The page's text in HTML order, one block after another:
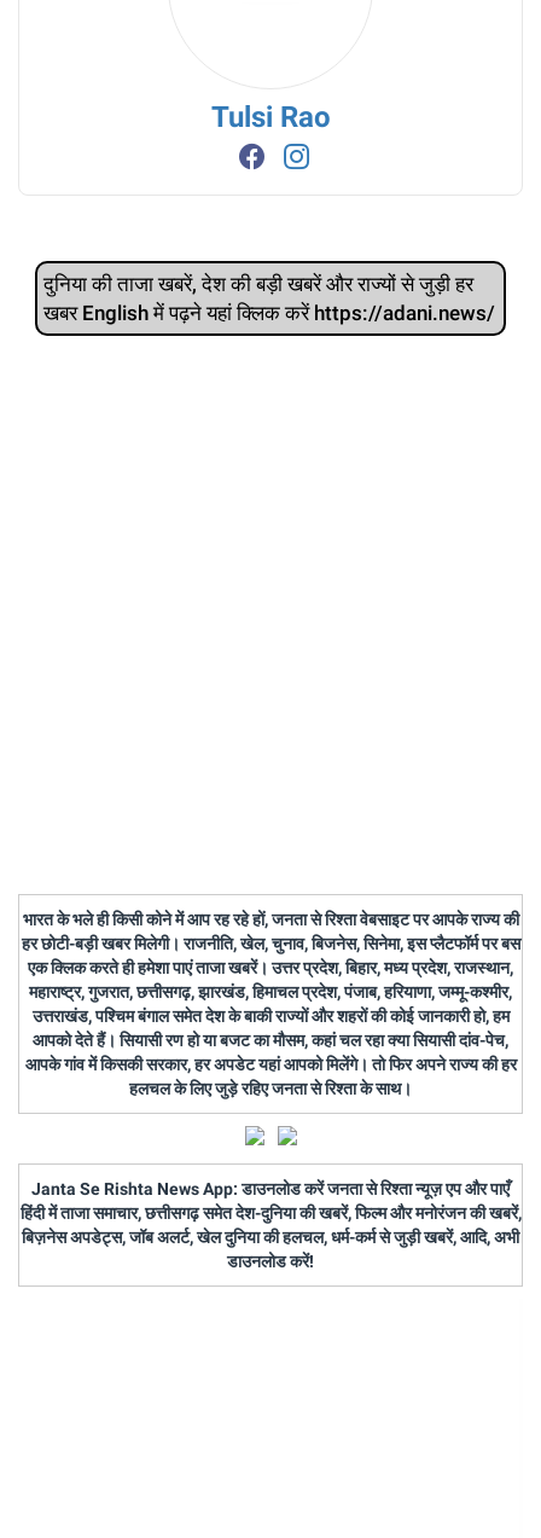
Tulsi Rao
दुनिया की ताजा खबरें, देश की बड़ी खबरें और राज्‍यों से जुड़ी हर
खबर English में पढ़ने यहां क्लिक करें https://adani.news/
भारत के भले ही किसी कोने में आप रह रहे हों, जनता से रिश्ता वेबसाइट पर आपके राज्य की
हर छोटी-बड़ी खबर मिलेगी। राजनीति, खेल, चुनाव, बिजनेस, सिनेमा, इस प्लैटफॉर्म पर बस
एक क्लिक करते ही हमेशा पाएं ताजा खबरें। उत्तर प्रदेश, बिहार, मध्य प्रदेश, राजस्थान,
महाराष्ट्र, गुजरात, छत्तीसगढ़, झारखंड, हिमाचल प्रदेश, पंजाब, हरियाणा, जम्मू-कश्मीर,
उत्तराखंड, पश्चिम बंगाल समेत देश के बाकी राज्यों और शहरों की कोई जानकारी हो, हम
आपको देते हैं। सियासी रण हो या बजट का मौसम, कहां चल रहा क्या सियासी दांव-पेच,
आपके गांव में किसकी सरकार, हर अपडेट यहां आपको मिलेंगे। तो फिर अपने राज्य की हर
हलचल के लिए जुड़े रहिए जनता से रिश्ता के साथ।
Janta Se Rishta News App: डाउनलोड करें जनता से रिश्ता न्यूज़ एप और पाएँ
हिंदी में ताजा समाचार, छत्तीसगढ़ समेत देश-दुनिया की खबरें, फिल्म और मनोरंजन की खबरें,
बिज़नेस अपडेट्स, जॉब अलर्ट, खेल दुनिया की हलचल, धर्म-कर्म से जुड़ी खबरें, आदि, अभी
डाउनलोड करें!